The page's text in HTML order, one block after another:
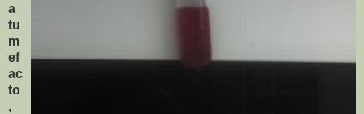
a
tu
m
ef
ac
to
,